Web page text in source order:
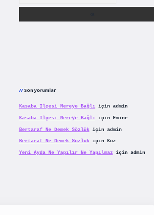
Son yorumlar
Kasaba Ilçesi Nereye Bağlıiçin admin
Kasaba Ilçesi Nereye Bağlıiçin Emine
Bertaraf Ne Demek Sözlükiçin admin
Bertaraf Ne Demek Sözlükiçin Köz
Yeni Ayda Ne Yapılır Ne Yapılmaziçin admin